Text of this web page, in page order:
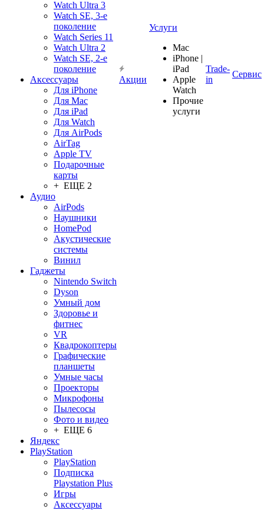
Watch Ultra 3
Watch SE, 3-е
поколение
Watch Series 11
Watch Ultra 2
Watch SE, 2-е
поколение
Аксессуары
Для iPhone
Для Mac
Для iPad
Для Watch
Для AirPods
AirTag
Apple TV
Подарочные
карты
+ ЕЩЕ 2
Аудио
AirPods
Наушники
HomePod
Акустические
системы
Винил
Гаджеты
Nintendo Switch
Dyson
Умный дом
Здоровье и
фитнес
VR
Квадрокоптеры
Графические
планшеты
Умные часы
Проекторы
Микрофоны
Пылесосы
Фото и видео
+ ЕЩЕ 6
Яндекс
PlayStation
PlayStation
Подписка
Playstation Plus
Игры
Аксессуары
Акции
Услуги
Mac
iPhone |
iPad
Apple
Watch
Прочие
услуги
Trade-
in
Сервис